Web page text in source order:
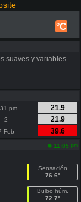
°C
suaves y variables.
pm
21.9
2
21.9
Feb
39.6
11:05 pm
Sensación
76.6°
Bulbo húm.
72.7°